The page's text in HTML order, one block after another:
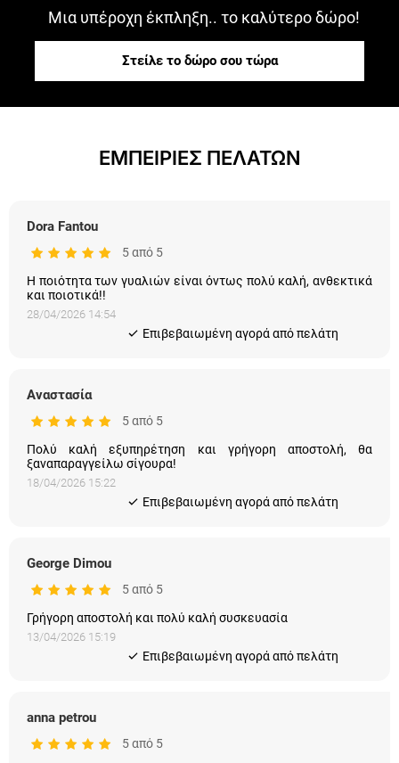
Μια υπέροχη έκπληξη.. το καλύτερο δώρο!
Στείλε το δώρο σου τώρα
ΕΜΠΕΙΡΙΕΣ ΠΕΛΑΤΩΝ
Dora Fantou
5 από 5
Η ποιότητα των γυαλιών είναι όντως πολύ καλή, ανθεκτικά
και ποιοτικά!!
28/04/2026 14:54
Eπιβεβαιωμένη αγορά από πελάτη
Αναστασία
5 από 5
Πολύ καλή εξυπηρέτηση και γρήγορη αποστολή, θα
ξαναπαραγγείλω σίγουρα!
18/04/2026 15:22
Eπιβεβαιωμένη αγορά από πελάτη
George Dimou
5 από 5
Γρήγορη αποστολή και πολύ καλή συσκευασία
13/04/2026 15:19
Eπιβεβαιωμένη αγορά από πελάτη
anna petrou
5 από 5